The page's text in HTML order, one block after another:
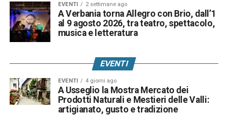
EVENTI 2 settimane ago
A Verbania torna Allegro con Brio, dall’1
al 9 agosto 2026, tra teatro, spettacolo,
musica e letteratura
EVENTI
EVENTI 4 giorni ago
A Usseglio la Mostra Mercato dei
Prodotti Naturali e Mestieri delle Valli:
artigianato, gusto e tradizione